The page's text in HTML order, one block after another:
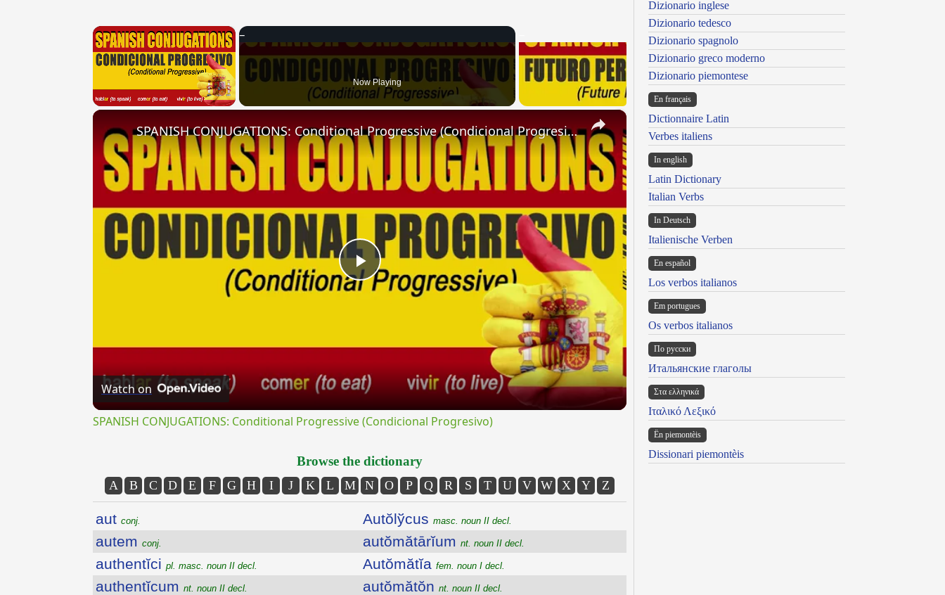
×
Now Playing
×
Play
SPANISH CONJUGATIONS: Conditional Progressive (Condicional Progresivo)
Watch on
SPANISH CONJUGATIONS: Conditional Progressive (Condicional Progresivo)
Browse the dictionary
A B C D E F G H I J K L M N O P Q R S T U V W X Y Z
aut conj.
autem conj.
authentĭci pl. masc. noun II decl.
authentĭcum nt. noun II decl.
Autŏlўcus masc. noun II decl.
autŏmătārĭum nt. noun II decl.
Autŏmătĭa fem. noun I decl.
autŏmătŏn nt. noun II decl.
Dizionario inglese
Dizionario tedesco
Dizionario spagnolo
Dizionario greco moderno
Dizionario piemontese
En français
Dictionnaire Latin
Verbes italiens
In english
Latin Dictionary
Italian Verbs
In Deutsch
Italienische Verben
En español
Los verbos italianos
Em portugues
Os verbos italianos
По русски
Итальянские глаголы
Στα ελληνικά
Ιταλικό Λεξικό
Ën piemontèis
Dissionari piemontèis